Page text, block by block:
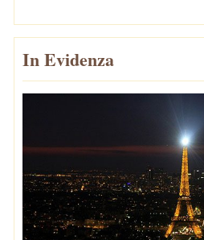
In Evidenza